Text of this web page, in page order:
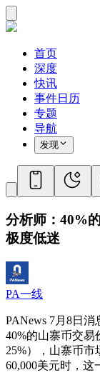
首页
深度
快讯
事件日历
专题
导航
发现
分析师：40%
极度低迷
PA一线
PANews 7月8日消
40%的山寨币交
25%），山寨币
60,000美元时，这